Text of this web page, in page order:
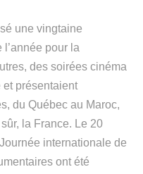
une vingtaine
pour la
des soirées cinéma
et présentaient
du Québec au Maroc,
la France. Le 20
internationale de
ont été